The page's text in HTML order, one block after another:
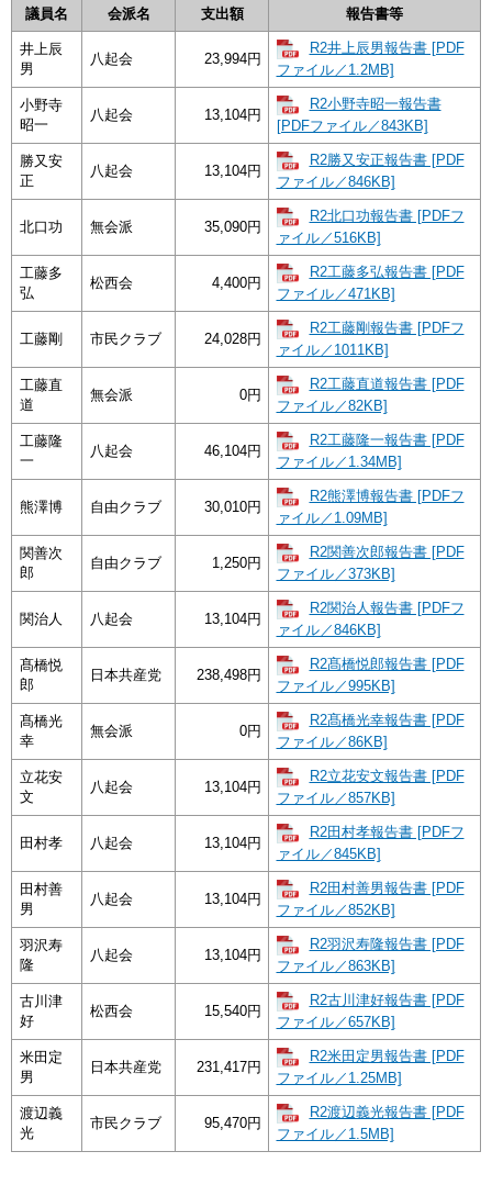
議員名 会派名 支出額 報告書等
井上辰
男
八起会 23,994円
R2井上辰男報告書 [PDF
ファイル／1.2MB]
小野寺
昭一
八起会 13,104円
R2小野寺昭一報告書
[PDFファイル／843KB]
勝又安
正
八起会 13,104円
R2勝又安正報告書 [PDF
ファイル／846KB]
北口功 無会派 35,090円
R2北口功報告書 [PDFフ
ァイル／516KB]
工藤多
弘
松西会 4,400円
R2工藤多弘報告書 [PDF
ファイル／471KB]
工藤剛 市民クラブ 24,028円
R2工藤剛報告書 [PDFフ
ァイル／1011KB]
工藤直
道
無会派 0円
R2工藤直道報告書 [PDF
ファイル／82KB]
工藤隆
一
八起会 46,104円
R2工藤隆一報告書 [PDF
ファイル／1.34MB]
熊澤博 自由クラブ 30,010円
R2熊澤博報告書 [PDFフ
ァイル／1.09MB]
関善次
郎
自由クラブ 1,250円
R2関善次郎報告書 [PDF
ファイル／373KB]
関治人 八起会 13,104円
R2関治人報告書 [PDFフ
ァイル／846KB]
髙橋悦
郎
日本共産党 238,498円
R2髙橋悦郎報告書 [PDF
ファイル／995KB]
髙橋光
幸
無会派 0円
R2髙橋光幸報告書 [PDF
ファイル／86KB]
立花安
文
八起会 13,104円
R2立花安文報告書 [PDF
ファイル／857KB]
田村孝 八起会 13,104円
R2田村孝報告書 [PDFフ
ァイル／845KB]
田村善
男
八起会 13,104円
R2田村善男報告書 [PDF
ファイル／852KB]
羽沢寿
隆
八起会 13,104円
R2羽沢寿隆報告書 [PDF
ファイル／863KB]
古川津
好
松西会 15,540円
R2古川津好報告書 [PDF
ファイル／657KB]
米田定
男
日本共産党 231,417円
R2米田定男報告書 [PDF
ファイル／1.25MB]
渡辺義
光
市民クラブ 95,470円
R2渡辺義光報告書 [PDF
ファイル／1.5MB]